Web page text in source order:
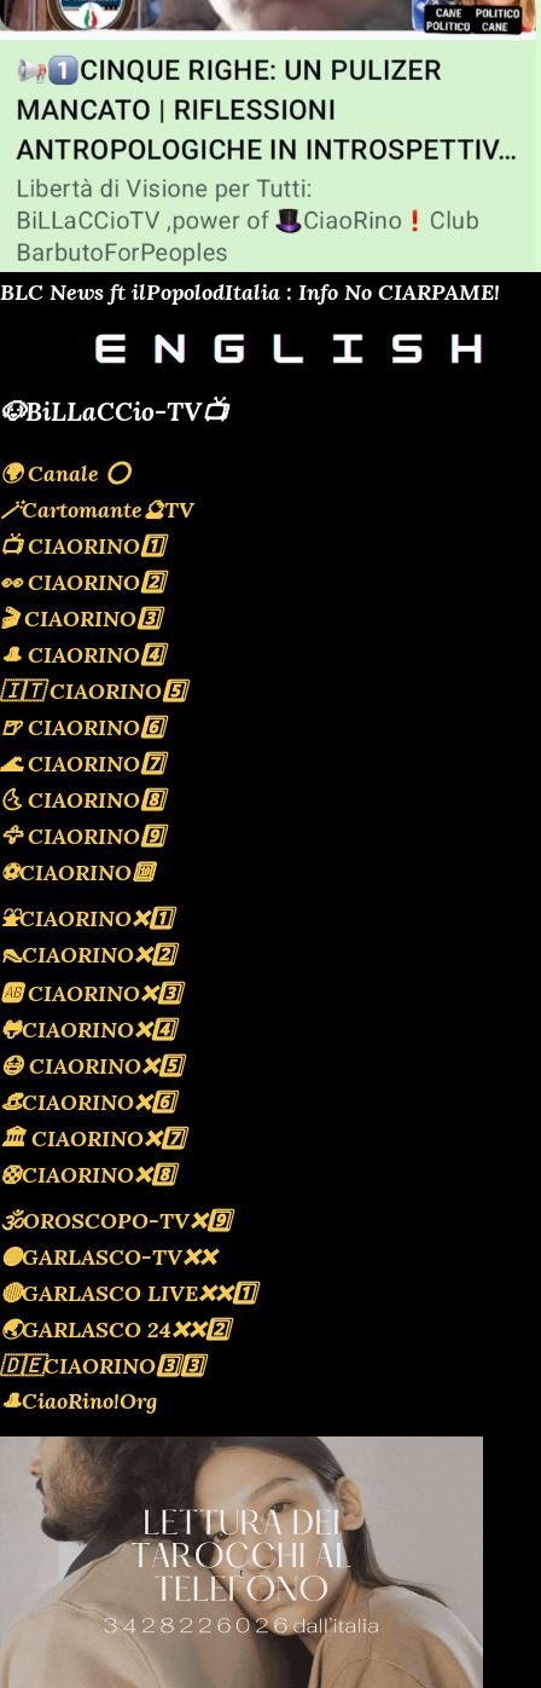
BLC News ft ilPopolodItalia : Info No CIARPAME!
🐶BiLLaCCio-TV📺
🌍 Canale ⭕️
🪄Cartomante🔮TV
📺 CIAORINO1️⃣
👀 CIAORINO2️⃣
🎬 CIAORINO3️⃣
🎩 CIAORINO4️⃣
🇮🇹 CIAORINO5️⃣
🍺 CIAORINO6️⃣
🌊 CIAORINO7️⃣
🌜 CIAORINO8️⃣
🦅 CIAORINO9️⃣
⚽️CIAORINO🔟
⛲️CIAORINO❌️1️⃣
👠CIAORINO❌️2️⃣
🆎 CIAORINO❌️3️⃣
🐸CIAORINO❌️4️⃣
😷 CIAORINO❌️5️⃣
👒CIAORINO❌️6️⃣
🏛 CIAORINO❌️7️⃣
🛟CIAORINO❌️8️⃣
🕉OROSCOPO-TV❌️9️⃣
🟡GARLASCO-TV❌️❌️
🔴GARLASCO LIVE❌️❌️1️⃣
🌏GARLASCO 24❌️❌️2️⃣
🇩🇪CIAORINO3️⃣3️⃣
🎩CiaoRino!Org